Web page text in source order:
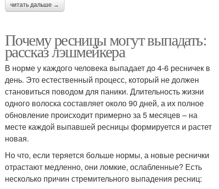
читать дальше →
Почему ресницы могут выпадать:
рассказ лэшмейкера
В норме у каждого человека выпадает до 4-6 ресничек в
день. Это естественный процесс, который не должен
становиться поводом для паники. Длительность жизни
одного волоска составляет около 90 дней, а их полное
обновление происходит примерно за 5 месяцев – на
месте каждой выпавшей ресницы формируется и растет
новая.
Но что, если теряется больше нормы, а новые реснички
отрастают медленно, они ломкие, ослабленные? Есть
несколько причин стремительного выпадения ресниц: